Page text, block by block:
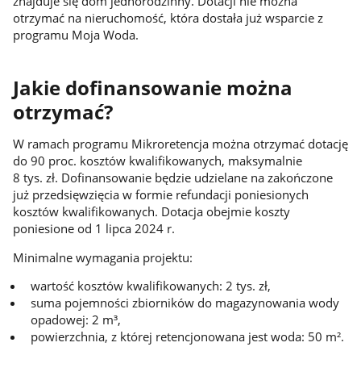
otrzymać na nieruchomość, która dostała już wsparcie z
programu Moja Woda.
Jakie dofinansowanie można
otrzymać?
W ramach programu Mikroretencja można otrzymać dotację
do 90 proc. kosztów kwalifikowanych, maksymalnie
8 tys. zł. Dofinansowanie będzie udzielane na zakończone
już przedsięwzięcia w formie refundacji poniesionych
kosztów kwalifikowanych. Dotacja obejmie koszty
poniesione od 1 lipca 2024 r.
Minimalne wymagania projektu:
wartość kosztów kwalifikowanych: 2 tys. zł,
suma pojemności zbiorników do magazynowania wody
opadowej: 2 m³,
powierzchnia, z której retencjonowana jest woda: 50 m².